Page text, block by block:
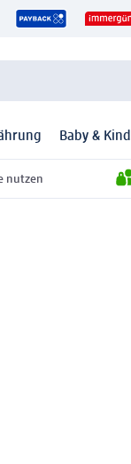
Baby & Kind
nutzen